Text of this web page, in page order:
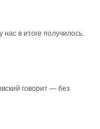
в итоге получилось.
говорит — без